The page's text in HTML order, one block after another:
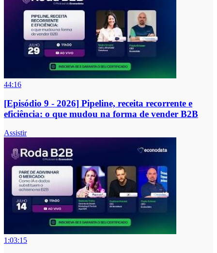
44:16
[Episódio 9 - 2026] Pipeline, receita recorrente e
eficiência: o que mudou na forma de vender B2B
Assistir
1:03:15